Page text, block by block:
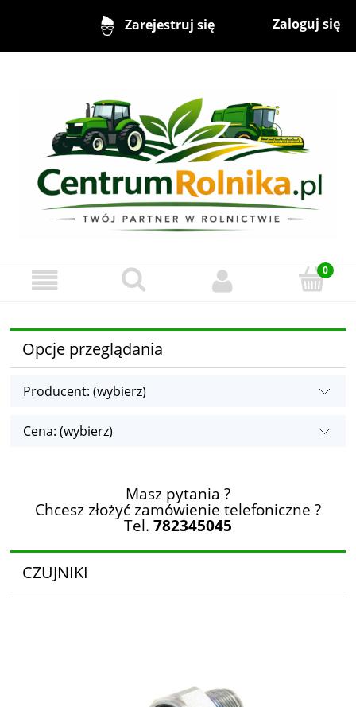
Zarejestruj się Zaloguj się
Opcje przeglądania
Producent: (wybierz)
Cena: (wybierz)
Masz pytania ?
Chcesz złożyć zamówienie telefoniczne ?
Tel. 782345045
CZUJNIKI